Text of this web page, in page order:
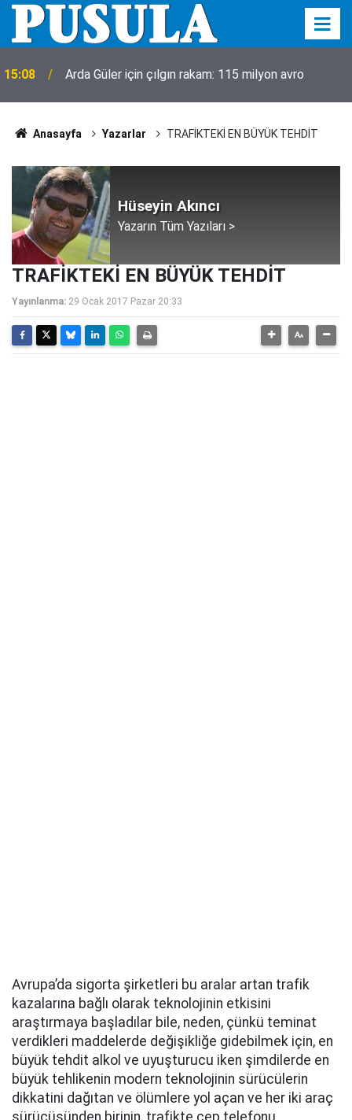
15:08 Arda Güler için çılgın rakam: 115 milyon avro
Anasayfa Yazarlar TRAFİKTEKİ EN BÜYÜK TEHDİT
Hüseyin Akıncı
Yazarın Tüm Yazıları >
TRAFİKTEKİ EN BÜYÜK TEHDİT
Yayınlanma: 29 Ocak 2017 Pazar 20:33
Avrupa’da sigorta şirketleri bu aralar artan trafik
kazalarına bağlı olarak teknolojinin etkisini
araştırmaya başladılar bile, neden, çünkü teminat
verdikleri maddelerde değişikliğe gidebilmek için, en
büyük tehdit alkol ve uyuşturucu iken şimdilerde en
büyük tehlikenin modern teknolojinin sürücülerin
dikkatini dağıtan ve ölümlere yol açan ve her iki araç
sürücüsünden birinin, trafikte cep telefonu